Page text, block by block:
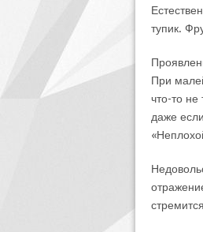
тупик.
При
что-то не
даже